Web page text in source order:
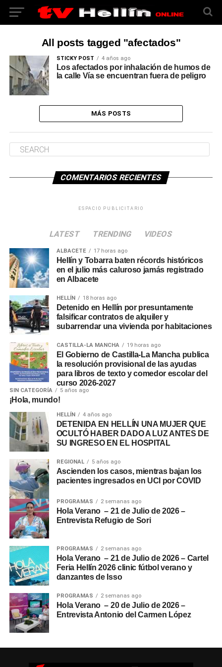
All posts tagged "afectados"
STICKY POST 4 años ago
Los afectados por inhalación de humos de
la calle Vía se encuentran fuera de peligro
MÁS POSTS
COMENTARIOS RECIENTES
ESPACIO PUBLICITARIO
LATEST TRENDING VIDEOS
ALBACETE 17 horas ago
Hellín y Tobarra baten récords históricos
en el julio más caluroso jamás registrado
en Albacete
HELLÍN 18 horas ago
Detenido en Hellín por presuntamente
falsificar contratos de alquiler y
subarrendar una vivienda por habitaciones
CASTILLA-LA MANCHA 19 horas ago
El Gobierno de Castilla-La Mancha publica
la resolución provisional de las ayudas
para libros de texto y comedor escolar del
curso 2026-2027
SIN CATEGORÍA 5 años ago
¡Hola, mundo!
HELLÍN 4 años ago
DETENIDA EN HELLÍN UNA MUJER QUE
OCULTÓ HABER DADO A LUZ ANTES DE
SU INGRESO EN EL HOSPITAL
REGIONAL 5 años ago
Ascienden los casos, mientras bajan los
pacientes ingresados en UCI por COVID
PROGRAMAS 2 semanas ago
Hola Verano – 21 de Julio de 2026 –
Entrevista Refugio de Sori
PROGRAMAS 2 semanas ago
Hola Verano – 21 de Julio de 2026 – Cartel
Feria Hellín 2026 clinic fútbol verano y
danzantes de Isso
PROGRAMAS 2 semanas ago
Hola Verano – 20 de Julio de 2026 –
Entrevista Antonio del Carmen López